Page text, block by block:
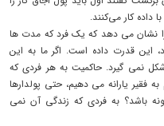
داده کار می‌کنند.
نشان می دهد که یک فرد که مدت ها
این قدرت داده است. اگر ما به این
نمی گیرد. حاکمیت به هر فردی که
فقیر یارانه می دهیم، حتی پولدارها
باشد؟ به فردی که زندگی آن نمی